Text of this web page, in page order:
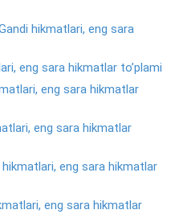
hikmatlari, eng sara
eng sara hikmatlar to’plami
eng sara hikmatlar
eng sara hikmatlar
hikmatlari, eng sara hikmatlar
eng sara hikmatlar